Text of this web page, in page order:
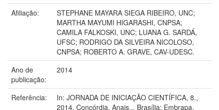
Afiliação:
STEPHANE MAYARA SIEGA RIBEIRO, UNC;
MARTHA MAYUMI HIGARASHI, CNPSA;
CAMILA FALKOSKI, UNC; LUANA G. SARDÁ,
UFSC; RODRIGO DA SILVEIRA NICOLOSO,
CNPSA; ROBERTO A. GRAVE, CAV-UDESC.
Ano de
publicação:
2014
Referência:
In: JORNADA DE INICIAÇÃO CIENTÍFICA, 8.,
2014, Concórdia. Anais... Brasília: Embrapa,